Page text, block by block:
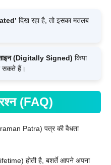
दिख रहा है, तो इसका मतलब
(Digitally Signed) किया
सकते हैं।
(FAQ)
Patra) पत्र की वैधता
होती है, बशर्ते आपने अपना